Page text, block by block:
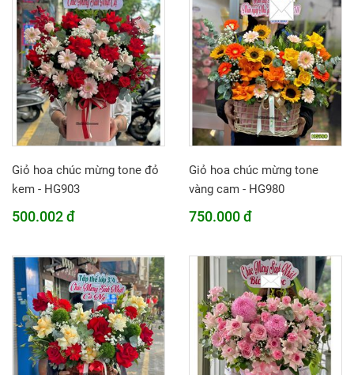
Giỏ hoa chúc mừng tone đỏ
kem - HG903
500.002 đ
Giỏ hoa chúc mừng tone
vàng cam - HG980
750.000 đ